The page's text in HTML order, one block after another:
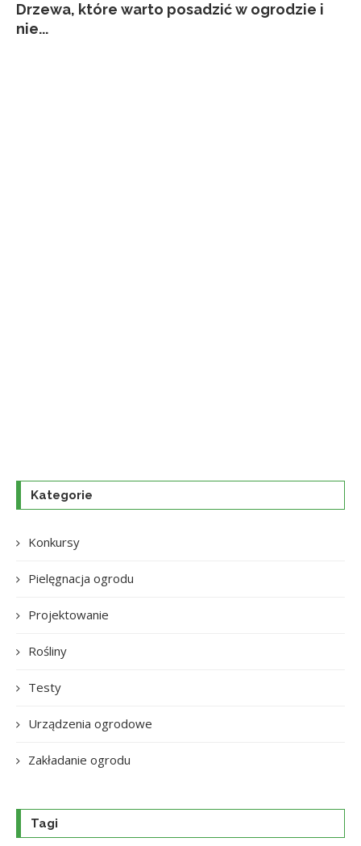
Drzewa, które warto posadzić w ogrodzie i
nie...
Kategorie
Konkursy
Pielęgnacja ogrodu
Projektowanie
Rośliny
Testy
Urządzenia ogrodowe
Zakładanie ogrodu
Tagi